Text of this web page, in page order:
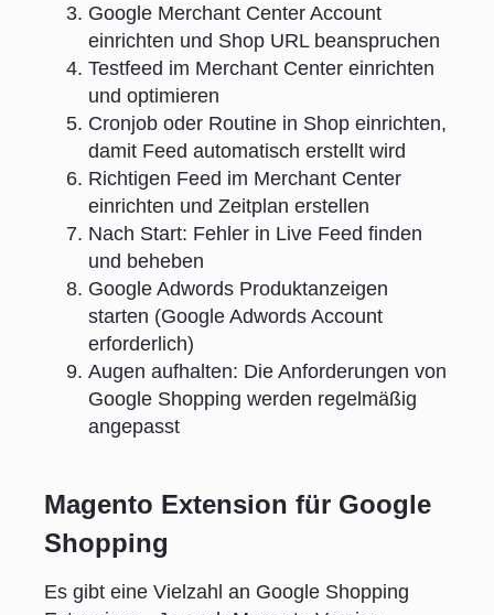
Google Merchant Center Account
einrichten und Shop URL beanspruchen
Testfeed im Merchant Center einrichten
und optimieren
Cronjob oder Routine in Shop einrichten,
damit Feed automatisch erstellt wird
Richtigen Feed im Merchant Center
einrichten und Zeitplan erstellen
Nach Start: Fehler in Live Feed finden
und beheben
Google Adwords Produktanzeigen
starten (Google Adwords Account
erforderlich)
Augen aufhalten: Die Anforderungen von
Google Shopping werden regelmäßig
angepasst
Magento Extension für Google
Shopping
Es gibt eine Vielzahl an Google Shopping